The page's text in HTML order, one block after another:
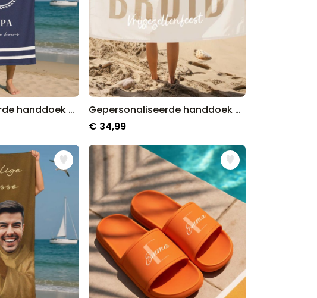
Meer dan
1.900keer
gekocht
Gepersonaliseerde handdoek maritiem met tekst
Gepersonaliseerde handdoek met tekstt
€ 34,99